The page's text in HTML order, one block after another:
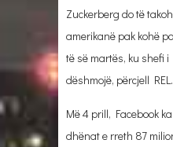
Zuckerberg do të
amerikanë pak kohë
të së martës, ku shefi
dëshmojë, përcjell REL.
Më 4 prill, Facebook
dhënat e rreth 87